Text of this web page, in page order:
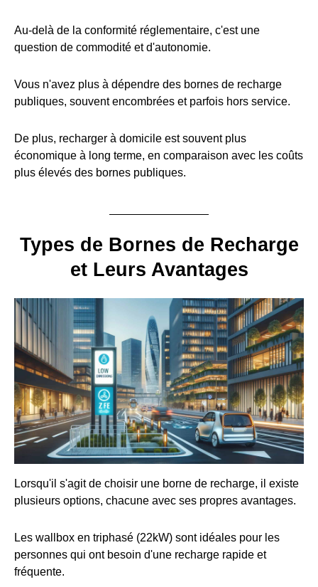
Au-delà de la conformité réglementaire, c'est une
question de commodité et d'autonomie.
Vous n'avez plus à dépendre des bornes de recharge
publiques, souvent encombrées et parfois hors service.
De plus, recharger à domicile est souvent plus
économique à long terme, en comparaison avec les coûts
plus élevés des bornes publiques.
Types de Bornes de Recharge
et Leurs Avantages
Lorsqu'il s'agit de choisir une borne de recharge, il existe
plusieurs options, chacune avec ses propres avantages.
Les wallbox en triphasé (22kW) sont idéales pour les
personnes qui ont besoin d'une recharge rapide et
fréquente.